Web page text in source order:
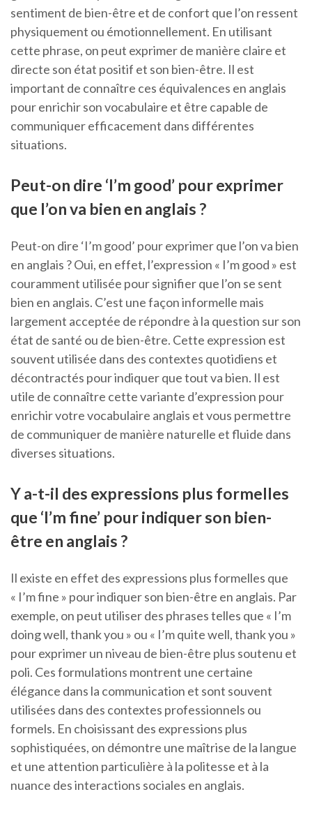
sentiment de bien-être et de confort que l’on ressent
physiquement ou émotionnellement. En utilisant
cette phrase, on peut exprimer de manière claire et
directe son état positif et son bien-être. Il est
important de connaître ces équivalences en anglais
pour enrichir son vocabulaire et être capable de
communiquer efficacement dans différentes
situations.
Peut-on dire ‘I’m good’ pour exprimer
que l’on va bien en anglais ?
Peut-on dire ‘I’m good’ pour exprimer que l’on va bien
en anglais ? Oui, en effet, l’expression « I’m good » est
couramment utilisée pour signifier que l’on se sent
bien en anglais. C’est une façon informelle mais
largement acceptée de répondre à la question sur son
état de santé ou de bien-être. Cette expression est
souvent utilisée dans des contextes quotidiens et
décontractés pour indiquer que tout va bien. Il est
utile de connaître cette variante d’expression pour
enrichir votre vocabulaire anglais et vous permettre
de communiquer de manière naturelle et fluide dans
diverses situations.
Y a-t-il des expressions plus formelles
que ‘I’m fine’ pour indiquer son bien-
être en anglais ?
Il existe en effet des expressions plus formelles que
« I’m fine » pour indiquer son bien-être en anglais. Par
exemple, on peut utiliser des phrases telles que « I’m
doing well, thank you » ou « I’m quite well, thank you »
pour exprimer un niveau de bien-être plus soutenu et
poli. Ces formulations montrent une certaine
élégance dans la communication et sont souvent
utilisées dans des contextes professionnels ou
formels. En choisissant des expressions plus
sophistiquées, on démontre une maîtrise de la langue
et une attention particulière à la politesse et à la
nuance des interactions sociales en anglais.